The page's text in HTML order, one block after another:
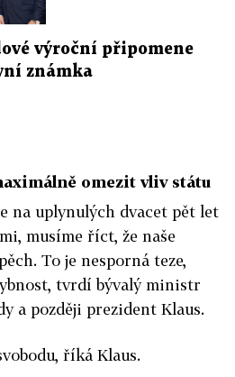
výroční připomene
známka
omezit vliv státu
na uplynulých dvacet pět let
musíme říct, že naše
To je nesporná teze,
tvrdí bývalý ministr
a později prezident Klaus.
říká Klaus.